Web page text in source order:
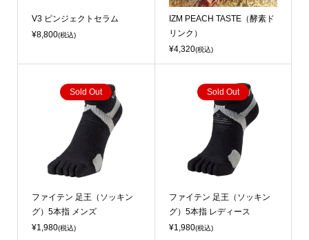
V3 ピンジェクトセラム
¥8,800(税込)
IZM PEACH TASTE（酵素ド
リンク）
¥4,320(税込)
Sold Out
ファイテン 足王（ソッキン
グ）5本指 メンズ
¥1,980(税込)
Sold Out
ファイテン 足王（ソッキン
グ）5本指 レディース
¥1,980(税込)